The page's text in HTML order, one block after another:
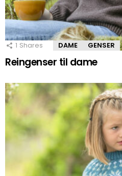
1 Shares DAME GENSER
Reingenser til dame